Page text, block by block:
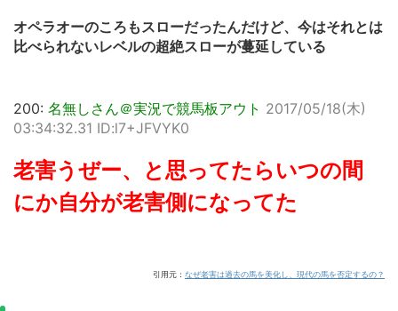
オペラオーのころもスローだったんだけど、今はそれとは
比べられないレベルの超絶スローが蔓延している
200: 名無しさん＠実況で競馬板アウト 2017/05/18(木)
03:34:32.31 ID:l7+JFVYK0
老害うぜー、と思ってたらいつの間
にか自分が老害側になってた
引用元： なぜ老害は過去の馬を美化し、現代の馬を否定するの？